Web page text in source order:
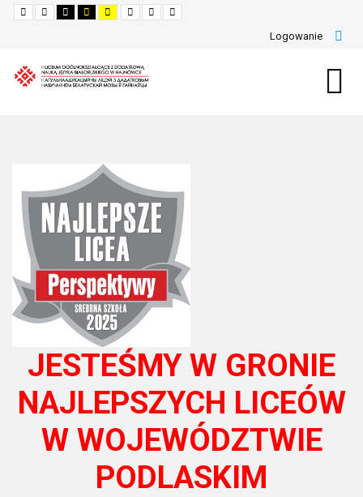
Default
mode
Night
mode
High
Contrast
High
Contrast
High
ContrastSmallerDefaultLarger
Logowanie
JESTEŚMY W GRONIE
NAJLEPSZYCH LICEÓW
W WOJEWÓDZTWIE
PODLASKIM